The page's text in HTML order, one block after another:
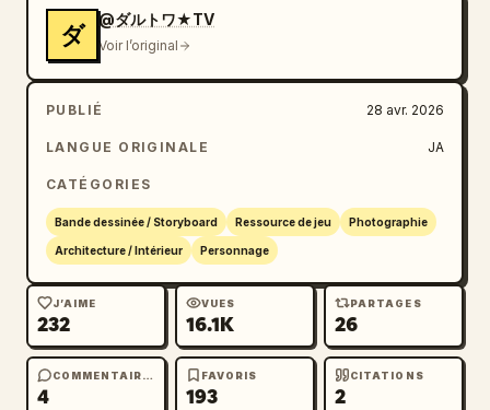
ダ
@ダルトワ★TV
Voir l’original
PUBLIÉ 28 avr. 2026
LANGUE ORIGINALE JA
CATÉGORIES
Bande dessinée / Storyboard Ressource de jeu Photographie
Architecture / Intérieur Personnage
J’AIME
232
VUES
16.1K
PARTAGES
26
COMMENTAIRES
4
FAVORIS
193
CITATIONS
2